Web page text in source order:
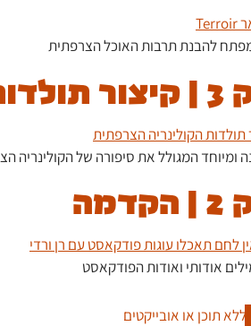
להבנת תרבות האוכל הצרפתית
ומיוחד המגולל את סיפורה של הקולינריה
אודותי ואודות הפודקאסט